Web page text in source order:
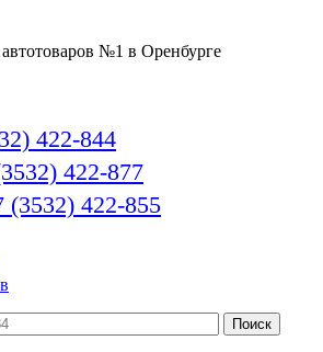
№1 в Оренбурге
422-844
422-877
(3532) 422-855